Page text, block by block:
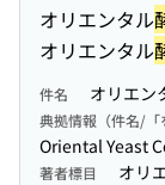
オリエンタル
オリエンタル
件名 オリエン
典拠情報（件名/「
Oriental Yeast
著者標目 オリ